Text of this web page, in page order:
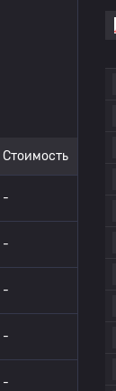
Стоимость
-
-
-
-
-